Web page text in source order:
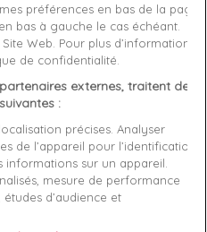
taille habituelle
préférences en bas de la page
bas à gauche le cas échéant.
Web. Pour plus d’informations,
de confidentialité.
externes, traitent des
:
précises. Analyser
de l’appareil pour l’identification.
sur un appareil.
mesure de performance
d’audience et